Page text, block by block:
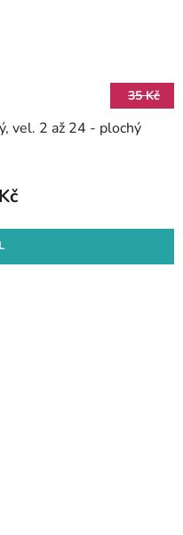
35 Kč
vel. 2 až 24 - plochý